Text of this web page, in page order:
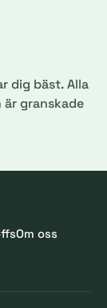
dig bäst. Alla
granskade
Om oss